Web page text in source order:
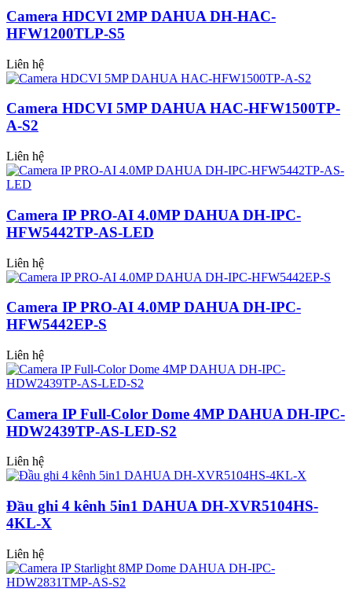
Camera HDCVI 2MP DAHUA DH-HAC-
HFW1200TLP-S5
Liên hệ
Camera HDCVI 5MP DAHUA HAC-HFW1500TP-
A-S2
Liên hệ
Camera IP PRO-AI 4.0MP DAHUA DH-IPC-
HFW5442TP-AS-LED
Liên hệ
Camera IP PRO-AI 4.0MP DAHUA DH-IPC-
HFW5442EP-S
Liên hệ
Camera IP Full-Color Dome 4MP DAHUA DH-IPC-
HDW2439TP-AS-LED-S2
Liên hệ
Đầu ghi 4 kênh 5in1 DAHUA DH-XVR5104HS-
4KL-X
Liên hệ